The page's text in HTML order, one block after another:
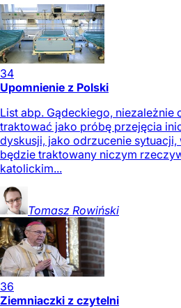
34
Upomnienie z Polski
List abp. Gądeckiego, niezależnie
traktować jako próbę przejęcia
dyskusji, jako odrzucenie sytuacji,
będzie traktowany niczym
katolickim...
Tomasz Rowiński
36
Ziemniaczki z czytelni